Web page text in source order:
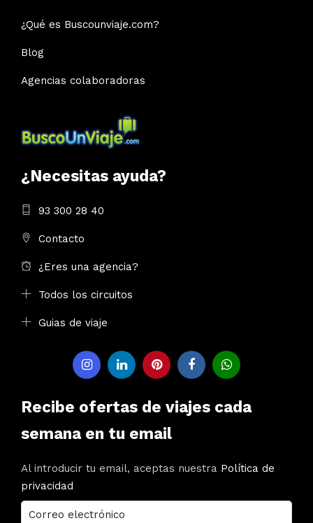
¿Qué es Buscounviaje.com?
Blog
Agencias colaboradoras
¿Necesitas ayuda?
93 300 28 40
Contacto
¿Eres una agencia?
Todos los circuitos
Guias de viaje
Recibe ofertas de viajes cada
semana en tu email
Al introducir tu email, aceptas nuestra Política de
privacidad